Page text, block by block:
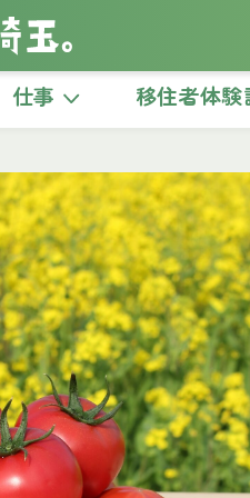
仕事 移住者体験